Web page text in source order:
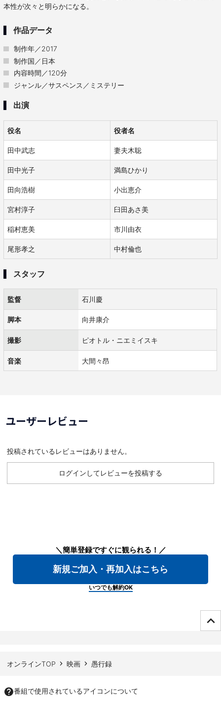
本性が次々と明らかになる。
作品データ
制作年／2017
制作国／日本
内容時間／120分
ジャンル／サスペンス／ミステリー
出演
役名 役者名
田中武志 妻夫木聡
田中光子 満島ひかり
田向浩樹 小出恵介
宮村淳子 臼田あさ美
稲村恵美 市川由衣
尾形孝之 中村倫也
スタッフ
監督 石川慶
脚本 向井康介
撮影 ピオトル・ニエミイスキ
音楽 大間々昂
ユーザーレビュー
投稿されているレビューはありません。
ログインしてレビューを投稿する
＼簡単登録ですぐに観られる！／
新規ご加入・再加入はこちら
いつでも解約OK
オンラインTOP 映画 愚行録
番組で使用されているアイコンについて